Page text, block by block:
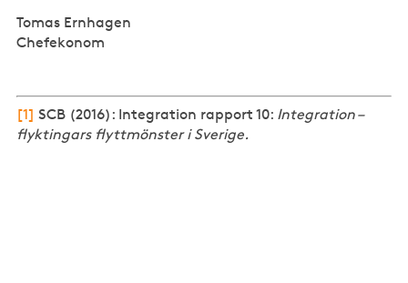
Tomas Ernhagen
Chefekonom
[1] SCB (2016): Integration rapport 10: Integration –
flyktingars flyttmönster i Sverige.